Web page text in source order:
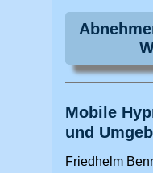
Mobile
und
Friedhelm